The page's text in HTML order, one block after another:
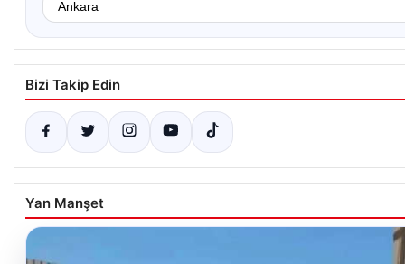
Bizi Takip Edin
Yan Manşet